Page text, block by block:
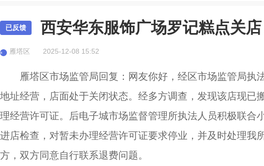
已反馈 西安华东服饰广场罗记糕点关
雁 雁塔区 2025-12-08 15:52
雁塔区市场监管局回复：网友你好，经区市场监管局执
地址经营，店面处于关闭状态。经多方调查，发现该店现已
理经营许可证。后电子城市场监督管理所执法人员积极联合
进店检查，对暂未办理经营许可证要求停业，并及时处理我
方，双方同意自行联系退费问题。